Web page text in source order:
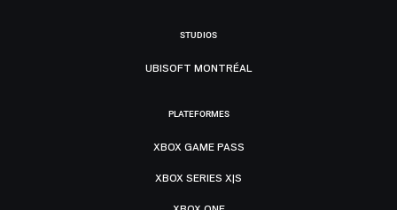
STUDIOS
UBISOFT MONTRÉAL
PLATEFORMES
XBOX GAME PASS
XBOX SERIES X|S